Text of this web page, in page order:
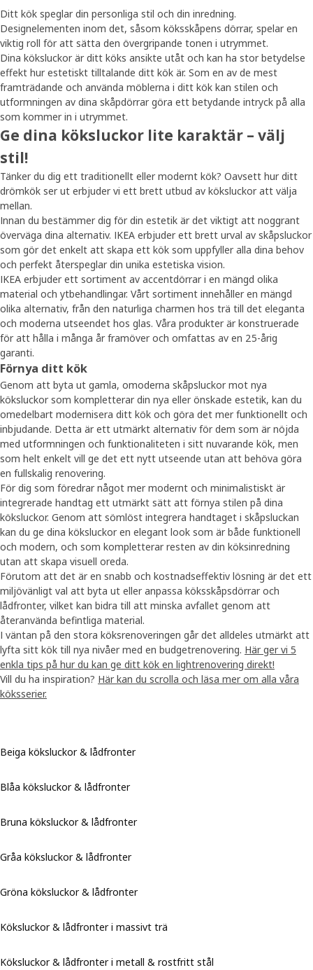
Ditt kök speglar din personliga stil och din inredning.
Designelementen inom det, såsom köksskåpens dörrar, spelar en
viktig roll för att sätta den övergripande tonen i utrymmet.
Dina köksluckor är ditt köks ansikte utåt och kan ha stor betydelse
effekt hur estetiskt tilltalande ditt kök är. Som en av de mest
framträdande och använda möblerna i ditt kök kan stilen och
utformningen av dina skåpdörrar göra ett betydande intryck på alla
som kommer in i utrymmet.
Ge dina köksluckor lite karaktär – välj
stil!
Tänker du dig ett traditionellt eller modernt kök? Oavsett hur ditt
drömkök ser ut erbjuder vi ett brett utbud av köksluckor att välja
mellan.
Innan du bestämmer dig för din estetik är det viktigt att noggrant
överväga dina alternativ. IKEA erbjuder ett brett urval av skåpsluckor
som gör det enkelt att skapa ett kök som uppfyller alla dina behov
och perfekt återspeglar din unika estetiska vision.
IKEA erbjuder ett sortiment av accentdörrar i en mängd olika
material och ytbehandlingar. Vårt sortiment innehåller en mängd
olika alternativ, från den naturliga charmen hos trä till det eleganta
och moderna utseendet hos glas. Våra produkter är konstruerade
för att hålla i många år framöver och omfattas av en 25-årig
garanti.
Förnya ditt kök
Genom att byta ut gamla, omoderna skåpsluckor mot nya
köksluckor som kompletterar din nya eller önskade estetik, kan du
omedelbart modernisera ditt kök och göra det mer funktionellt och
inbjudande. Detta är ett utmärkt alternativ för dem som är nöjda
med utformningen och funktionaliteten i sitt nuvarande kök, men
som helt enkelt vill ge det ett nytt utseende utan att behöva göra
en fullskalig renovering.
För dig som föredrar något mer modernt och minimalistiskt är
integrerade handtag ett utmärkt sätt att förnya stilen på dina
köksluckor. Genom att sömlöst integrera handtaget i skåpsluckan
kan du ge dina köksluckor en elegant look som är både funktionell
och modern, och som kompletterar resten av din köksinredning
utan att skapa visuell oreda.
Förutom att det är en snabb och kostnadseffektiv lösning är det ett
miljövänligt val att byta ut eller anpassa köksskåpsdörrar och
lådfronter, vilket kan bidra till att minska avfallet genom att
återanvända befintliga material.
I väntan på den stora köksrenoveringen går det alldeles utmärkt att
lyfta sitt kök till nya nivåer med en budgetrenovering. Här ger vi 5
enkla tips på hur du kan ge ditt kök en lightrenovering direkt!
Vill du ha inspiration? Här kan du scrolla och läsa mer om alla våra
köksserier.
Beiga köksluckor & lådfronter
Blåa köksluckor & lådfronter
Bruna köksluckor & lådfronter
Gråa köksluckor & lådfronter
Gröna köksluckor & lådfronter
Köksluckor & lådfronter i massivt trä
Köksluckor & lådfronter i metall & rostfritt stål